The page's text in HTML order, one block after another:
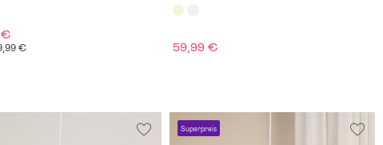
€
€ 59,99 €
Superpreis